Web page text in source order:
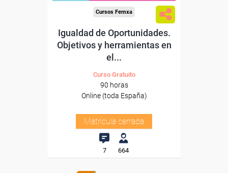
Cursos Femxa
Igualdad de Oportunidades.
Objetivos y herramientas en
el...
Curso Gratuito
90 horas
Online (toda España)
Matrícula cerrada
7 664